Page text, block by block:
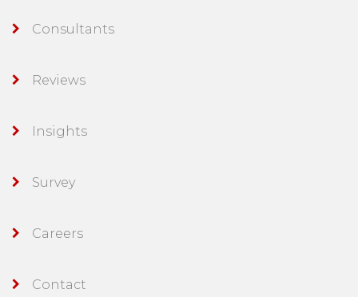
Consultants
Reviews
Insights
Survey
Careers
Contact